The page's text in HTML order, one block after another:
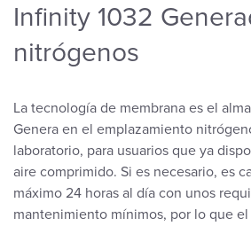
Infinity 1032
nitrógenos
La tecnología de membrana es el
Genera en el emplazamiento
laboratorio, para usuarios que ya
aire comprimido. Si es necesario, es
máximo 24 horas al día con unos
mantenimiento mínimos, por lo que